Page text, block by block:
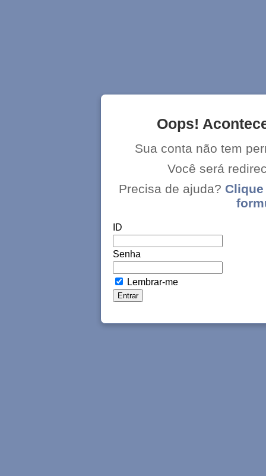
Oops!
Sua conta não tem
Você será
Precisa de ajuda?
ID
Senha
Lembrar-me